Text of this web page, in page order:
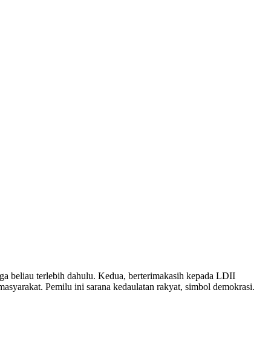
beliau terlebih dahulu. Kedua, berterimakasih kepada LDII
Pemilu ini sarana kedaulatan rakyat, simbol demokrasi.